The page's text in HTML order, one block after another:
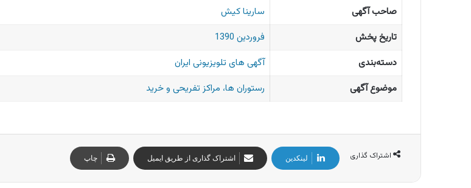
صاحب آگهی
سارینا کیش
تاریخ پخش
فروردین 1390
دسته‌بندی
آگهی های تلویزیونی ایران
موضوع آگهی
رستوران ها، مراکز تفریحی و خرید
اشتراک گذاری لینکدین اشتراک گذاری از طریق ایمیل چاپ